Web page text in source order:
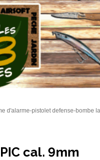
d'alarme-pistolet defense-bombe
cal. 9mm